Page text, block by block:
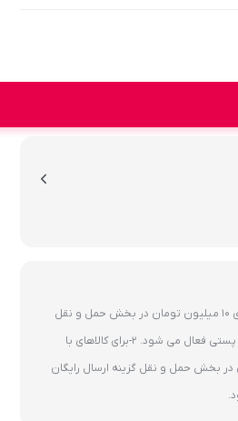
1-برای خریدهای بالای 10 میلیون تومان در بخش حمل و نقل
گزینه ارسال رایگان پستی فعال می شود. 2-برای کالاهای با
در بخش حمل و نقل گزینه ارسال رایگان